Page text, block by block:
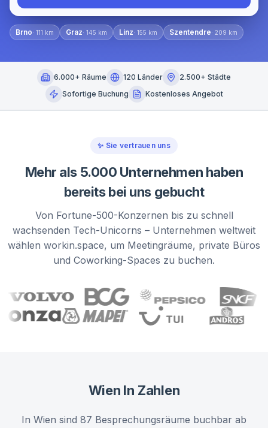
Brno· 111 km Graz· 145 km Linz· 155 km Szentendre· 209 km
6.000+ Räume 120 Länder
2.500+ Städte
Sofortige Buchung
Kostenloses Angebot
✨ Sie vertrauen uns
Mehr als 5.000 Unternehmen haben
bereits bei uns gebucht
Von Fortune-500-Konzernen bis zu schnell
wachsenden Tech-Unicorns – Unternehmen weltweit
wählen workin.space, um Meetingräume, private Büros
und Coworking-Spaces zu buchen.
Wien In Zahlen
In Wien sind 87 Besprechungsräume buchbar ab